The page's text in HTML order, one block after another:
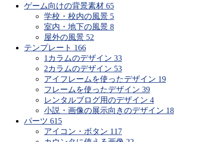
ゲーム向けの背景素材 65
学校・校内の風景 5
室内・地下の風景 8
屋外の風景 52
テンプレート 166
1カラムのデザイン 33
2カラムのデザイン 53
アイフレームを使ったデザイン 19
フレームを使ったデザイン 39
レンタルブログ用のデザイン 4
小説・画像の展示向きのデザイン 18
パーツ 615
アイコン・ボタン 117